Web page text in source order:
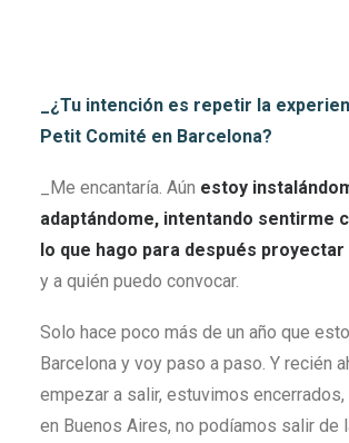
_¿Tu intención es repetir la
Petit Comité en Barcelona?
_Me encantaría. Aún estoy
adaptándome, intentando sentirme
lo que hago para después proyectar
y a quién puedo convocar.
Solo hace poco más de un año que
Barcelona y voy paso a paso. Y recién
empezar a salir, estuvimos encerrados,
en Buenos Aires, no podíamos salir de